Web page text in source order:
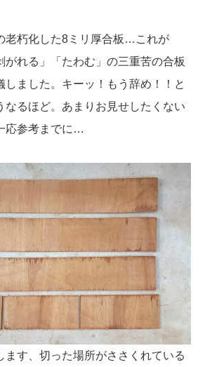
老朽化した8ミリ厚合板…これが
がれる」「たわむ」の三重苦の合板
しました。キーッ！もう辞め！！と
なるほど。あまりお見せしたくない
応参考までに…
ます、切った場所がささくれている